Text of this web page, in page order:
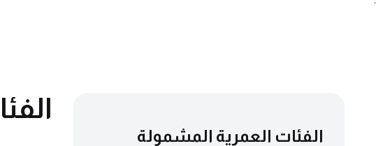
الفئات العمرية المشمولة